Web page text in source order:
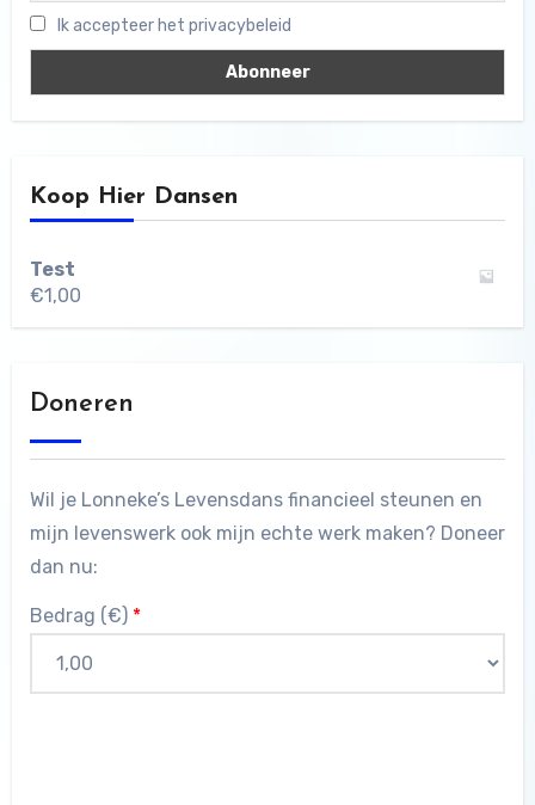
Ik accepteer het privacybeleid
Koop Hier Dansen
Test
€1,00
Doneren
Wil je Lonneke’s Levensdans financieel steunen en
mijn levenswerk ook mijn echte werk maken? Doneer
dan nu:
Bedrag (€) *